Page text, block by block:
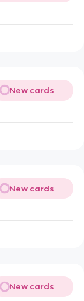
New cards
New cards
New cards